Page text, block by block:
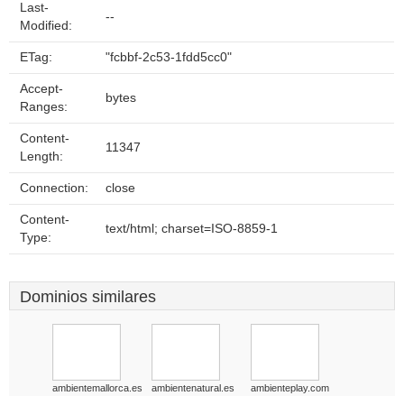
Last-
Modified:
--
ETag: "fcbbf-2c53-1fdd5cc0"
Accept-
Ranges:
bytes
Content-
Length:
11347
Connection: close
Content-
Type:
text/html; charset=ISO-8859-1
Dominios similares
ambientemallorca.es ambientenatural.es ambienteplay.com